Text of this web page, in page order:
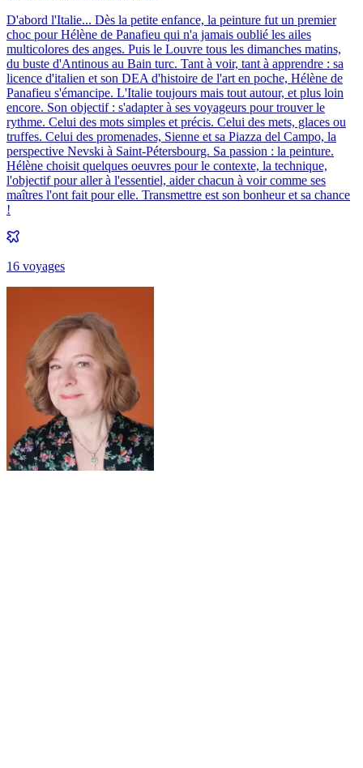
D'abord l'Italie... Dès la petite enfance, la peinture fut un premier
choc pour Hélène de Panafieu qui n'a jamais oublié les ailes
multicolores des anges. Puis le Louvre tous les dimanches matins,
du buste d'Antinous au Bain turc. Tant à voir, tant à apprendre : sa
licence d'italien et son DEA d'histoire de l'art en poche, Hélène de
Panafieu s'émancipe. L'Italie toujours mais tout autour, et plus loin
encore. Son objectif : s'adapter à ses voyageurs pour trouver le
rythme. Celui des mots simples et précis. Celui des mets, glaces ou
truffes. Celui des promenades, Sienne et sa Piazza del Campo, la
perspective Nevski à Saint-Pétersbourg. Sa passion : la peinture.
Hélène choisit quelques oeuvres pour le contexte, la technique,
l'objectif pour aller à l'essentiel, aider chacun à voir comme ses
maîtres l'ont fait pour elle. Transmettre est son bonheur et sa chance
!
16 voyages